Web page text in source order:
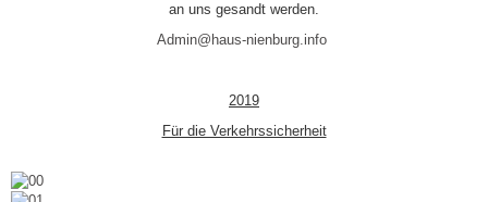
an uns gesandt werden.
Admin@haus-nienburg.info
2019
Für die Verkehrssicherheit